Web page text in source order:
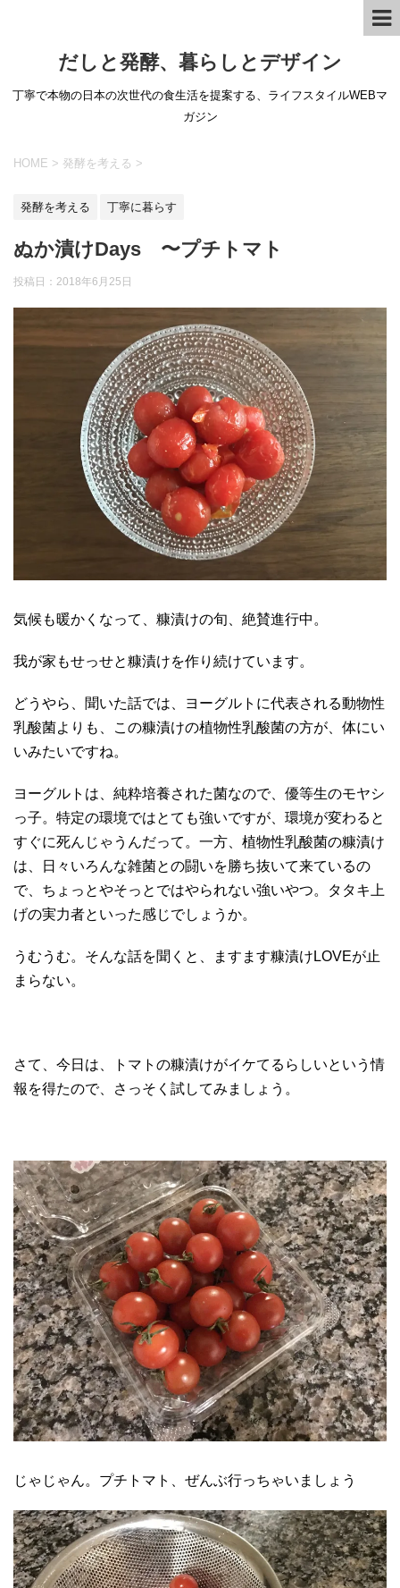
だしと発酵、暮らしとデザイン
丁寧で本物の日本の次世代の食生活を提案する、ライフスタイルWEBマ
ガジン
HOME > 発酵を考える >
発酵を考える 丁寧に暮らす
ぬか漬けDays 〜プチトマト
投稿日： 2018年6月25日
気候も暖かくなって、糠漬けの旬、絶賛進行中。
我が家もせっせと糠漬けを作り続けています。
どうやら、聞いた話では、ヨーグルトに代表される動物性
乳酸菌よりも、この糠漬けの植物性乳酸菌の方が、体にい
いみたいですね。
ヨーグルトは、純粋培養された菌なので、優等生のモヤシ
っ子。特定の環境ではとても強いですが、環境が変わると
すぐに死んじゃうんだって。一方、植物性乳酸菌の糠漬け
は、日々いろんな雑菌との闘いを勝ち抜いて来ているの
で、ちょっとやそっとではやられない強いやつ。タタキ上
げの実力者といった感じでしょうか。
うむうむ。そんな話を聞くと、ますます糠漬けLOVEが止
まらない。
さて、今日は、トマトの糠漬けがイケてるらしいという情
報を得たので、さっそく試してみましょう。
じゃじゃん。プチトマト、ぜんぶ行っちゃいましょう